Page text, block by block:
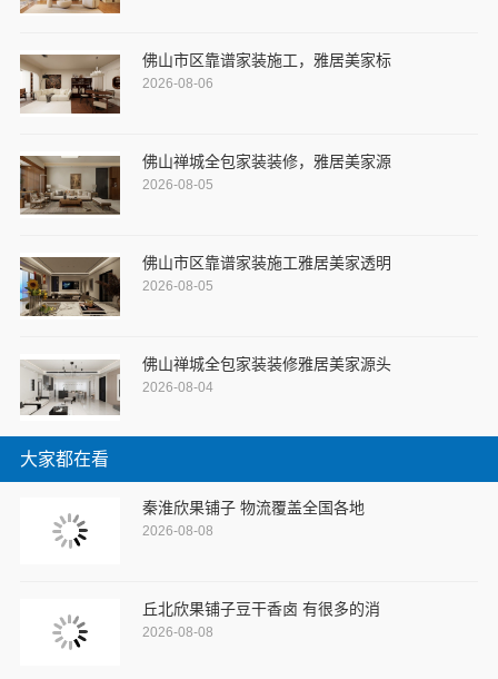
佛山市区靠谱家装施工，雅居美家标
2026-08-06
佛山禅城全包家装装修，雅居美家源
2026-08-05
佛山市区靠谱家装施工雅居美家透明
2026-08-05
佛山禅城全包家装装修雅居美家源头
2026-08-04
大家都在看
秦淮欣果铺子 物流覆盖全国各地
2026-08-08
丘北欣果铺子豆干香卤 有很多的消
2026-08-08